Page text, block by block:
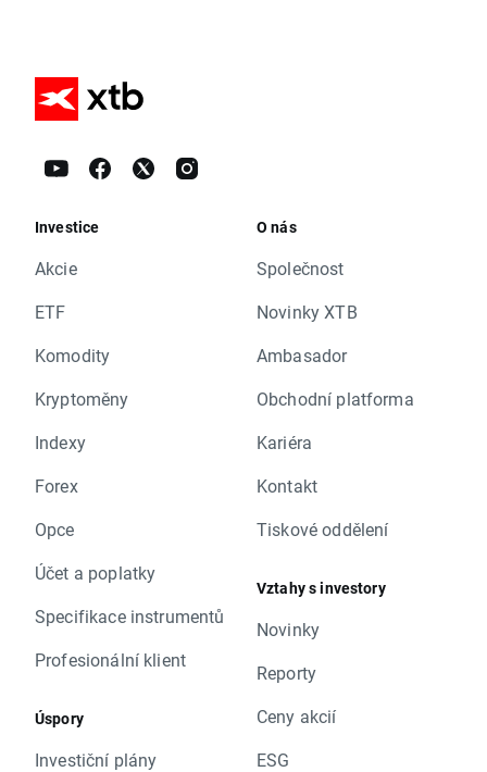
Investice
Akcie
ETF
Komodity
Kryptoměny
Indexy
Forex
Opce
Účet a poplatky
Specifikace instrumentů
Profesionální klient
Úspory
Investiční plány
O nás
Společnost
Novinky XTB
Ambasador
Obchodní platforma
Kariéra
Kontakt
Tiskové oddělení
Vztahy s investory
Novinky
Reporty
Ceny akcií
ESG